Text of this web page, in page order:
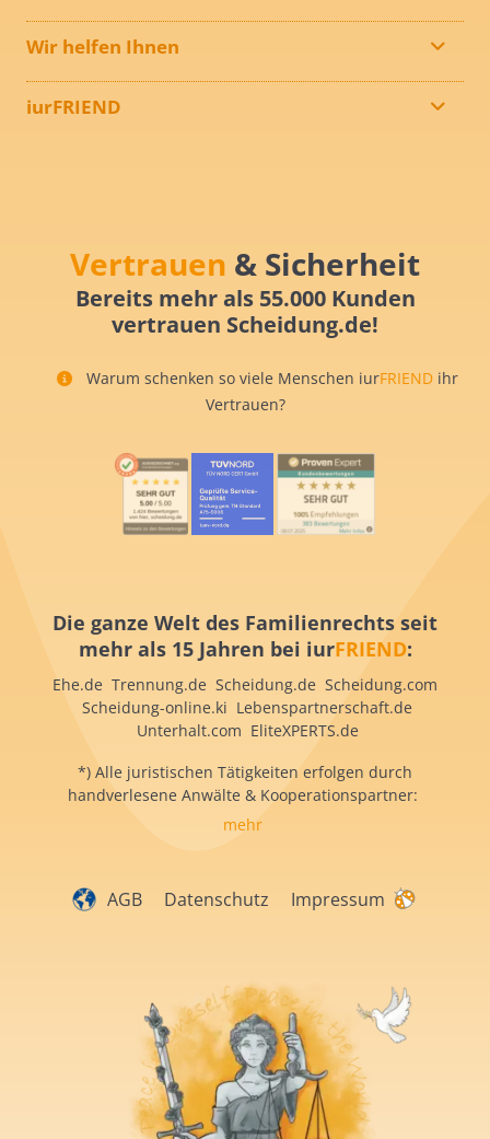
Wir helfen Ihnen
iurFRIEND
Vertrauen & Sicherheit
Bereits mehr als 55.000 Kunden
vertrauen Scheidung.de!
Warum schenken so viele Menschen iurFRIEND ihr
Vertrauen?
Die ganze Welt des Familienrechts seit
mehr als 15 Jahren bei iurFRIEND:
Ehe.de Trennung.de Scheidung.de Scheidung.com
Scheidung-online.ki Lebenspartnerschaft.de
Unterhalt.com EliteXPERTS.de
*) Alle juristischen Tätigkeiten erfolgen durch
handverlesene Anwälte & Kooperationspartner:
mehr
AGB Datenschutz Impressum